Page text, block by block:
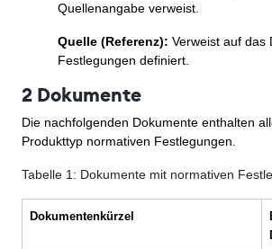
Quellenangabe verweist.
Quelle (Referenz): Verweist auf das
Festlegungen definiert.
2 Dokumente
Die nachfolgenden Dokumente enthalten
Produkttyp normativen Festlegungen.
Tabelle 1 : Dokumente mit normativen
Dokumentenkürzel